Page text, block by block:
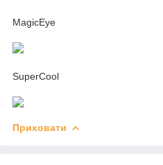
MagicEye
SuperCool
Приховати